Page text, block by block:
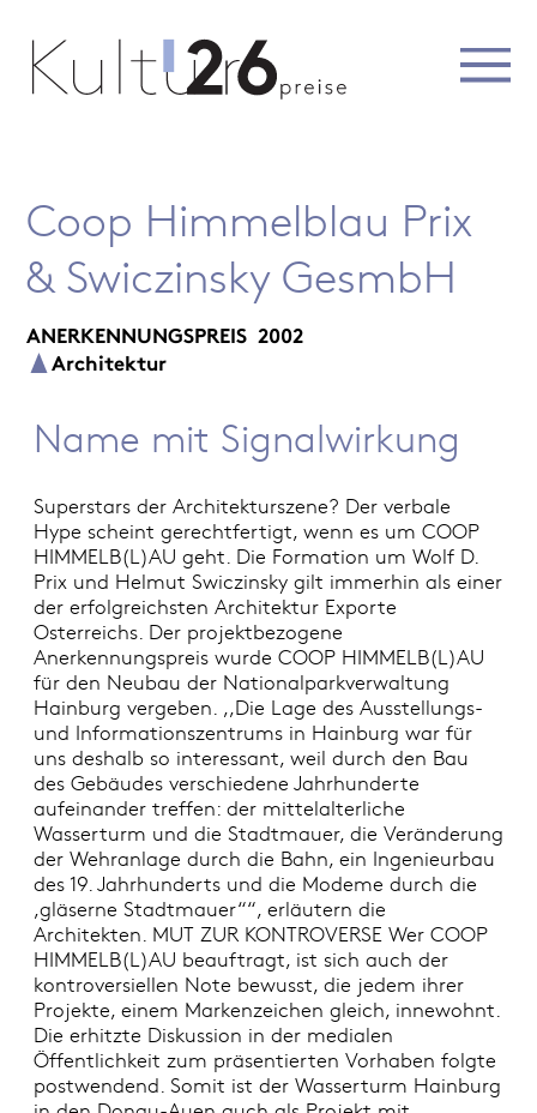
Coop Himmelblau Prix
& Swiczinsky GesmbH
ANERKENNUNGSPREIS 2002
Architektur
Name mit Signalwirkung
Superstars der Architekturszene? Der verbale
Hype scheint gerechtfertigt, wenn es um COOP
HIMMELB(L)AU geht. Die Formation um Wolf D.
Prix und Helmut Swiczinsky gilt immerhin als einer
der erfolgreichsten Architektur Exporte
Osterreichs. Der projektbezogene
Anerkennungspreis wurde COOP HIMMELB(L)AU
für den Neubau der Nationalparkverwaltung
Hainburg vergeben. ,,Die Lage des Ausstellungs-
und Informationszentrums in Hainburg war für
uns deshalb so interessant, weil durch den Bau
des Gebäudes verschiedene Jahrhunderte
aufeinander treffen: der mittelalterliche
Wasserturm und die Stadtmauer, die Veränderung
der Wehranlage durch die Bahn, ein Ingenieurbau
des 19. Jahrhunderts und die Modeme durch die
,gläserne Stadtmauer““, erläutern die
Architekten. MUT ZUR KONTROVERSE Wer COOP
HIMMELB(L)AU beauftragt, ist sich auch der
kontroversiellen Note bewusst, die jedem ihrer
Projekte, einem Markenzeichen gleich, innewohnt.
Die erhitzte Diskussion in der medialen
Öffentlichkeit zum präsentierten Vorhaben folgte
postwendend. Somit ist der Wasserturm Hainburg